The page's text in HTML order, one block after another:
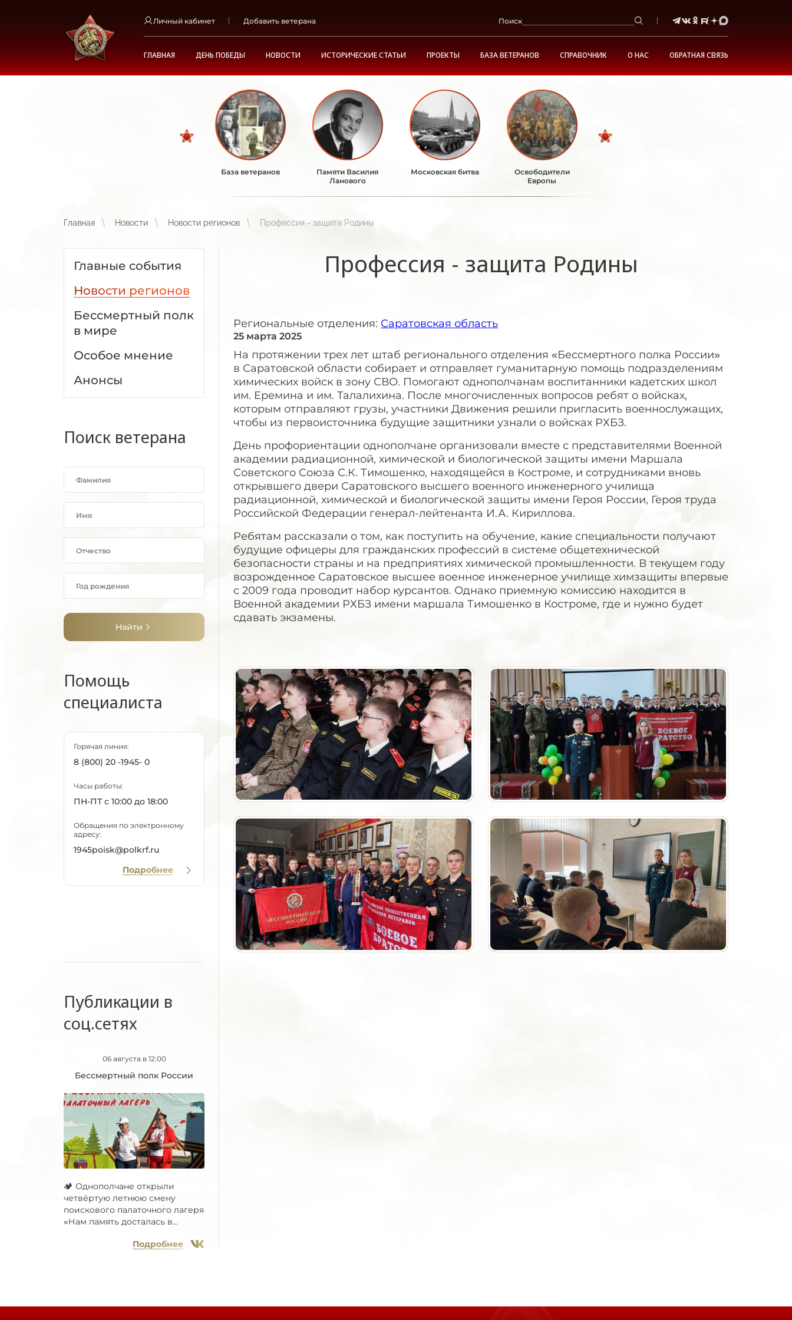
Личный кабинет Добавить ветерана Поиск
ГЛАВНАЯ ДЕНЬ ПОБЕДЫ НОВОСТИ ИСТОРИЧЕСКИЕ СТАТЬИ ПРОЕКТЫ БАЗА ВЕТЕРАНОВ СПРАВОЧНИК О НАС ОБРАТНАЯ СВЯЗЬ
База ветеранов
Памяти Василия
Ланового
Московская битва
Освободители
Европы
Главная Новости Новости регионов Профессия - защита Родины
Главные события
Новости регионов
Бессмертный полк
в мире
Особое мнение
Анонсы
Поиск ветерана
Найти
Помощь
специалиста
Горячая линия:
8 (800) 20 -1945- 0
Часы работы:
ПН-ПТ с 10:00 до 18:00
Обращения по электронному
адресу:
1945poisk@polkrf.ru
Подробнее
Публикации в
соц.сетях
06 августа в 12:00
Бессмертный полк России
🏕 Однополчане открыли
четвёртую летнюю смену
поискового палаточного лагеря
«Нам память досталась в...
Подробнее
Профессия - защита Родины
Региональные отделения: Саратовская область
25 марта 2025
На протяжении трех лет штаб регионального отделения «Бессмертного полка России»
в Саратовской области собирает и отправляет гуманитарную помощь подразделениям
химических войск в зону СВО. Помогают однополчанам воспитанники кадетских школ
им. Еремина и им. Талалихина. После многочисленных вопросов ребят о войсках,
которым отправляют грузы, участники Движения решили пригласить военнослужащих,
чтобы из первоисточника будущие защитники узнали о войсках РХБЗ.
День профориентации однополчане организовали вместе с представителями Военной
академии радиационной, химической и биологической защиты имени Маршала
Советского Союза С.К. Тимошенко, находящейся в Костроме, и сотрудниками вновь
открывшего двери Саратовского высшего военного инженерного училища
радиационной, химической и биологической защиты имени Героя России, Героя труда
Российской Федерации генерал-лейтенанта И.А. Кириллова.
Ребятам рассказали о том, как поступить на обучение, какие специальности получают
будущие офицеры для гражданских профессий в системе общетехнической
безопасности страны и на предприятиях химической промышленности. В текущем году
возрожденное Саратовское высшее военное инженерное училище химзащиты впервые
с 2009 года проводит набор курсантов. Однако приемную комиссию находится в
Военной академии РХБЗ имени маршала Тимошенко в Костроме, где и нужно будет
сдавать экзамены.